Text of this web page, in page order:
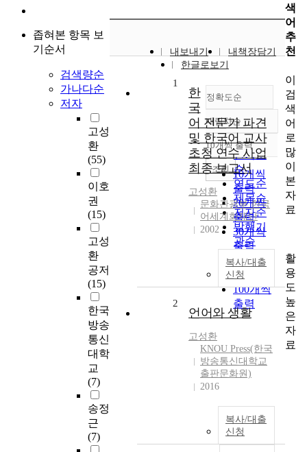
좁혀본 항목 보
기순서
검색량순
가나다순
저자
고성
환
(55)
이호
권
(15)
고성
환
공저
(15)
한국
방송
통신
대학
교
(7)
송정
근
(7)
내보내기
내책장담기
한글로보기
정확도순
정확도
순
인기도
순
연도순
제목순
저자순
발행기
관순
내림차순
내림차순
10개씩 출력
10개씩
출력
20개씩
출력
30개씩
출력
50개씩
출력
100개씩
출력
조회
1
한
국
어 전문가 파견
및 한국어 교사
초청 연수 사업
최종 보고서
고성환
문화관광부 한국
어세계화재단
2002
복사/대출
신청
2
언어와 생활
고성환
KNOU Press(한국
방송통신대학교
출판문화원)
2016
복사/대출
신청
색
어
추
천
이
검
색
어
로
많
이
본
자
료
활
용
도
높
은
자
료